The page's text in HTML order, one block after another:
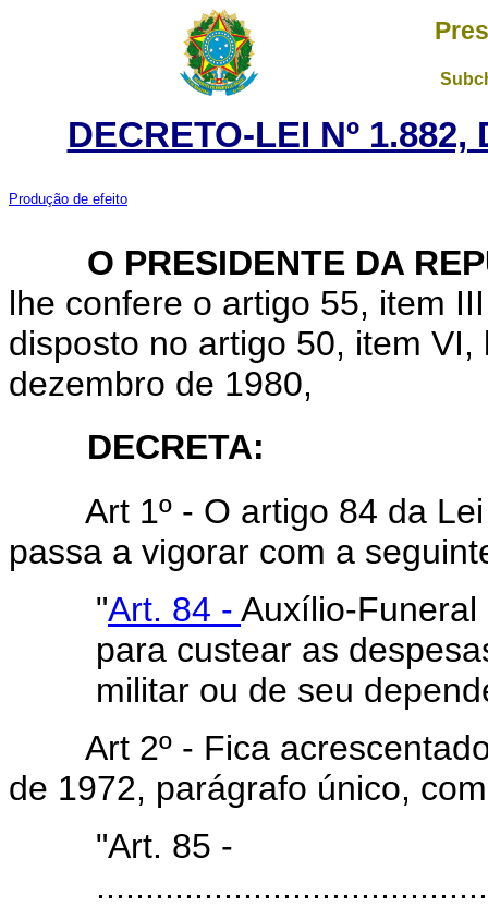
DECRETO-LEI Nº 1.882,
Produção de efeito
O PRESIDENTE DA
lhe confere o artigo 55, item
disposto no artigo 50, item
dezembro de 1980,
DECRETA:
Art 1º - O artigo 84 da
passa a vigorar com a
"Art. 84 - Auxílio-
para custear as
militar ou de seu
Art 2º - Fica
de 1972, parágrafo único,
"Art. 85 -